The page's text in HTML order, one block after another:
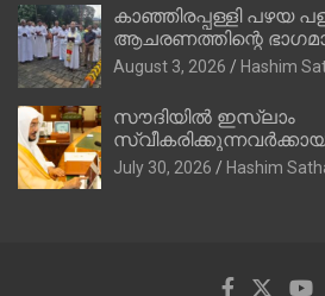
കാഞ്ഞിരപ്പള്ളി പഴയ
ആചരണത്തിന്റെ
കാൽനാട്ട് കർമ്മം ആർച്ച്
റവ.ഫാ. കുര്യൻ
August 3, 2026 Hashim
സൗദിയില്‍ ഇസ്‌ലാം
ഡിജിറ്റല്‍ കാര്‍ഡ്
July 30, 2026 Hashim